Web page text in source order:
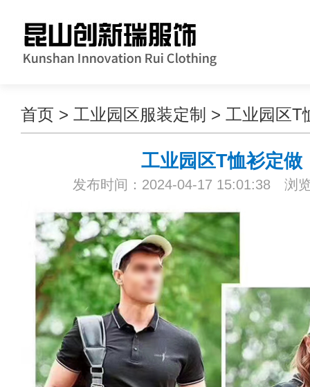
首页 > 工业园区服装定制 > 工业园区T
工业园区T恤衫定做
发布时间：2024-04-17 15:01:38 浏